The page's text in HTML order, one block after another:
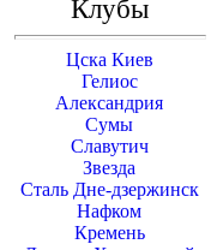
Клубы
Цска Киев
Гелиос
Александрия
Сумы
Славутич
Звезда
Сталь Дне-дзержинск
Нафком
Кремень